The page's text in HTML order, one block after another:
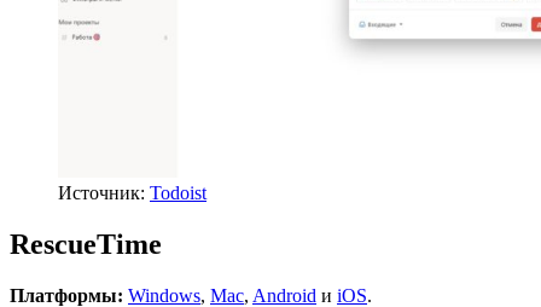
Источник: Todoist
RescueTime
Платформы: Windows, Mac, Android и iOS.